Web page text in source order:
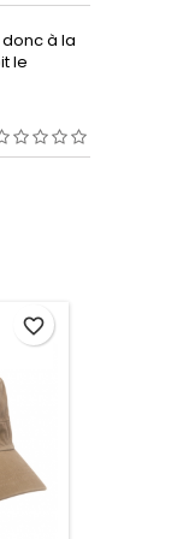
à la
le
- 1,00 CHF